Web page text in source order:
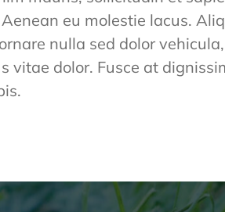
eu molestie lacus.
nulla sed dolor
vitae dolor. Fusce at